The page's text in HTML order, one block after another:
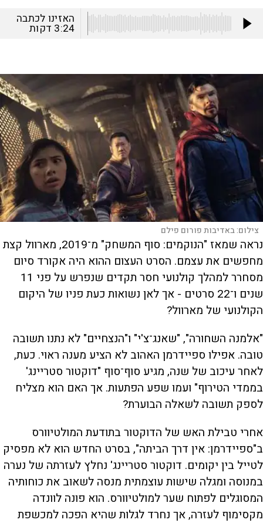
האזינו לכתבה
3:24 דקות
צילום:באדיבות פורום פילם
נ
ראה שמאז "הנוקמים: סוף המשחק" מ־2019, מארוול קצת
מחפשים את עצמם. הסרט העצום ההוא היה אקורד סיום
מסחרר למהלך קולנועי חסר תקדים שנפרש על פני 11
שנים ו־22 סרטים - אך לאן נשואות כעת פניו של היקום
הקולנועי של מארוול?
"אלמנה השחורה", "שאנג־צ'י" ו"הנצחיים" לא נתנו תשובה
טובה. אפילו ספיידרמן האהוב לא הציע מענה ראוי. כעת,
לאחר עיכוב של שנה, מגיע סוף־סוף "דוקטור סטריינג'
בממדי הטירוף" ועמו שפע הפתעות. אך האם הוא מצליח
לספק תשובה לשאלה הבוערת?
אחרי טבילת האש של הדוקטור בתודעת המולטיוורס
ב"ספיידרמן: אין דרך הביתה", בסרט החדש הוא לא מפסיק
לטייל בין יקומים. דוקטור סטריינג' נחלץ לעזרתה של נערה
במנוסה ומגלה שישות עוצמתית מנסה לשאוב את כוחותיה
המסוגלים לפתוח שער למולטיוורס. הוא פונה לוונדה
מקסימוף לעזרה, אך נחרד לגלות שהיא הפכה למכשפת